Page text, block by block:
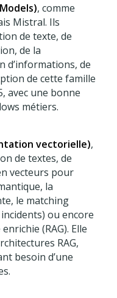
, comme
Mistral. Ils
de texte, de
de la
d’informations, de
de cette famille
avec une bonne
métiers.
vectorielle),
de textes, de
vecteurs pour
la
le matching
ou encore
(RAG). Elle
RAG,
besoin d’une